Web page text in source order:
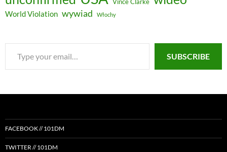
Vince Clarke
World Violation wywiad Włochy
SUBSCRIBE
FACEBOOK // 101DM
TWITTER // 101DM